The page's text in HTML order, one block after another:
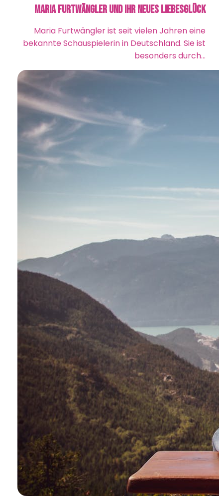
Maria Furtwängler und ihr neues Liebesglück
Maria Furtwängler ist seit vielen Jahren eine
bekannte Schauspielerin in Deutschland. Sie ist
besonders durch…